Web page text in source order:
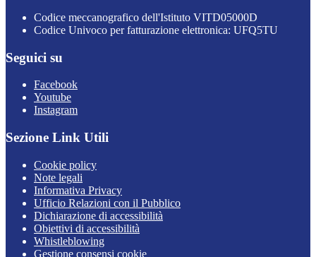
Codice meccanografico dell'Istituto VITD05000D
Codice Univoco per fatturazione elettronica: UFQ5TU
Seguici su
Facebook
Youtube
Instagram
Sezione Link Utili
Cookie policy
Note legali
Informativa Privacy
Ufficio Relazioni con il Pubblico
Dichiarazione di accessibilità
Obiettivi di accessibilità
Whistleblowing
Gestione consensi cookie